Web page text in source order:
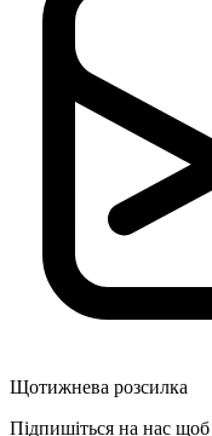
Щотижнева розсилка
Підпишіться на нас